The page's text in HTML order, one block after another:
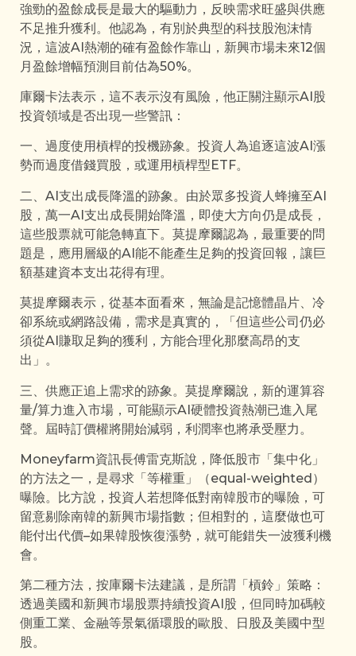
強勁的盈餘成長是最大的驅動力，反映需求旺盛與供應
不足推升獲利。他認為，有別於典型的科技股泡沫情
況，這波AI熱潮的確有盈餘作靠山，新興市場未來12個
月盈餘增幅預測目前估為50%。
庫爾卡法表示，這不表示沒有風險，他正關注顯示AI股
投資領域是否出現一些警訊：
一、過度使用槓桿的投機跡象。投資人為追逐這波AI漲
勢而過度借錢買股，或運用槓桿型ETF。
二、AI支出成長降溫的跡象。由於眾多投資人蜂擁至AI
股，萬一AI支出成長開始降溫，即使大方向仍是成長，
這些股票就可能急轉直下。莫提摩爾認為，最重要的問
題是，應用層級的AI能不能產生足夠的投資回報，讓巨
額基建資本支出花得有理。
莫提摩爾表示，從基本面看來，無論是記憶體晶片、冷
卻系統或網路設備，需求是真實的，「但這些公司仍必
須從AI賺取足夠的獲利，方能合理化那麼高昂的支
出」。
三、供應正追上需求的跡象。莫提摩爾說，新的運算容
量/算力進入市場，可能顯示AI硬體投資熱潮已進入尾
聲。屆時訂價權將開始減弱，利潤率也將承受壓力。
Moneyfarm資訊長傅雷克斯說，降低股市「集中化」
的方法之一，是尋求「等權重」（equal-weighted）
曝險。比方說，投資人若想降低對南韓股市的曝險，可
留意剔除南韓的新興市場指數；但相對的，這麼做也可
能付出代價–如果韓股恢復漲勢，就可能錯失一波獲利機
會。
第二種方法，按庫爾卡法建議，是所謂「槓鈴」策略：
透過美國和新興市場股票持續投資AI股，但同時加碼較
側重工業、金融等景氣循環股的歐股、日股及美國中型
股。